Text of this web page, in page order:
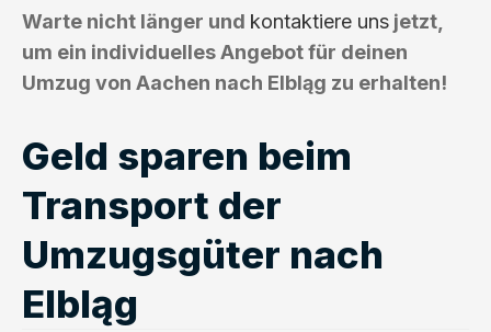
Warte nicht länger und kontaktiere uns jetzt,
um ein individuelles Angebot für deinen
Umzug von Aachen nach Elbląg zu erhalten!
Geld sparen beim
Transport der
Umzugsgüter nach
Elbląg